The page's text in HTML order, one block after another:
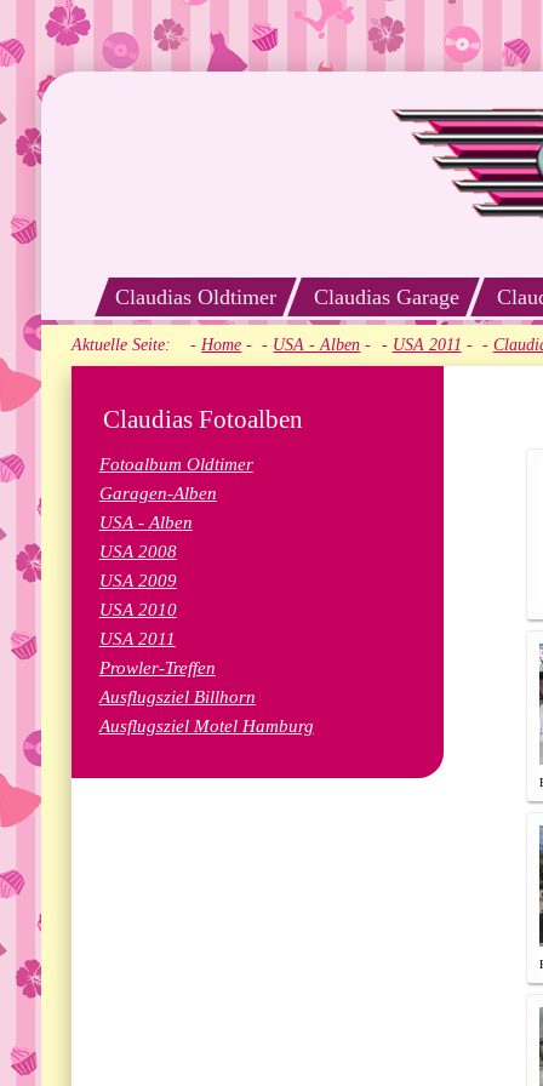
Claudias Oldtimer Claudias Garage
Aktuelle Seite: Home - USA - Alben - USA 2011 -
Claudias Fotoalben
Fotoalbum Oldtimer
Garagen-Alben
USA - Alben
USA 2008
USA 2009
USA 2010
USA 2011
Prowler-Treffen
Ausflugsziel Billhorn
Ausflugsziel Motel Hamburg